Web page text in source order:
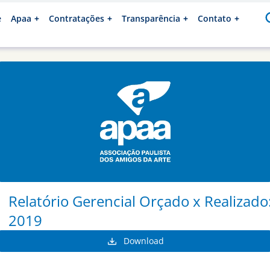
Apaa Contratações Transparência Contato
Relatório Gerencial Orçado x
2019
Download